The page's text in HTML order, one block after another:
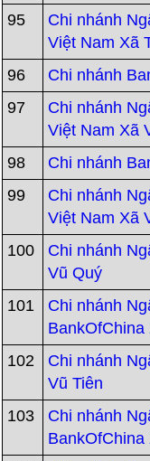
95
Chi nhánh
Việt Nam Xã
96 Chi nhánh
97
Chi nhánh
Việt Nam Xã
98 Chi nhánh
99
Chi nhánh
Việt Nam Xã
100
Chi nhánh
Vũ Quý
101
Chi nhánh
102
Chi nhánh
Vũ Tiên
103
Chi nhánh
BankOfChina